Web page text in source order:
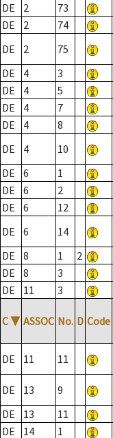
DE
2 73
DE
2 74
DE
2 75
DE
4 3
DE
4 5
DE
4 7
DE
4 8
DE
4 10
DE
6 1
DE
6 2
DE
6 12
DE
6 14
DE
8 1 2
DE
8 3
DE
11 3
C ▼ ASSOC No. D Code
DE 11 11
DE 13 9
DE
13 11
DE
14 1